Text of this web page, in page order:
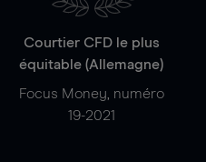
Courtier CFD le plus
équitable (Allemagne)
Focus Money, numéro
19-2021